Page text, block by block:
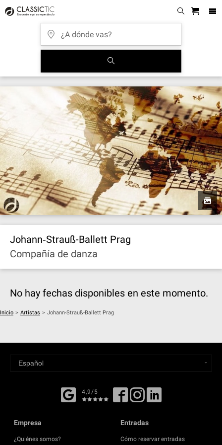
Johann‐Strauß-Ballett Prag
Compañía de danza
No hay fechas disponibles en este momento.
Inicio > Artistas > Johann-Strauß-Ballett Prag
4,9/5
Empresa
¿Quiénes somos?
Entradas
Cómo reservar entradas